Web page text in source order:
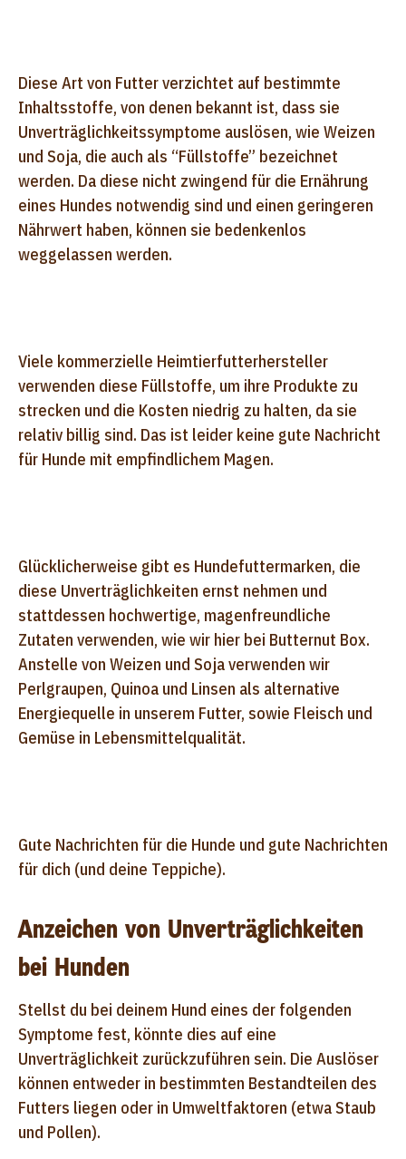
Diese Art von Futter verzichtet auf bestimmte
Inhaltsstoffe, von denen bekannt ist, dass sie
Unverträglichkeitssymptome auslösen, wie Weizen
und Soja, die auch als “Füllstoffe” bezeichnet
werden. Da diese nicht zwingend für die Ernährung
eines Hundes notwendig sind und einen geringeren
Nährwert haben, können sie bedenkenlos
weggelassen werden.
Viele kommerzielle Heimtierfutterhersteller
verwenden diese Füllstoffe, um ihre Produkte zu
strecken und die Kosten niedrig zu halten, da sie
relativ billig sind. Das ist leider keine gute Nachricht
für Hunde mit empfindlichem Magen.
Glücklicherweise gibt es Hundefuttermarken, die
diese Unverträglichkeiten ernst nehmen und
stattdessen hochwertige, magenfreundliche
Zutaten verwenden, wie wir hier bei Butternut Box.
Anstelle von Weizen und Soja verwenden wir
Perlgraupen, Quinoa und Linsen als alternative
Energiequelle in unserem Futter, sowie Fleisch und
Gemüse in Lebensmittelqualität.
Gute Nachrichten für die Hunde und gute Nachrichten
für dich (und deine Teppiche).
Anzeichen von Unverträglichkeiten
bei Hunden
Stellst du bei deinem Hund eines der folgenden
Symptome fest, könnte dies auf eine
Unverträglichkeit zurückzuführen sein. Die Auslöser
können entweder in bestimmten Bestandteilen des
Futters liegen oder in Umweltfaktoren (etwa Staub
und Pollen).